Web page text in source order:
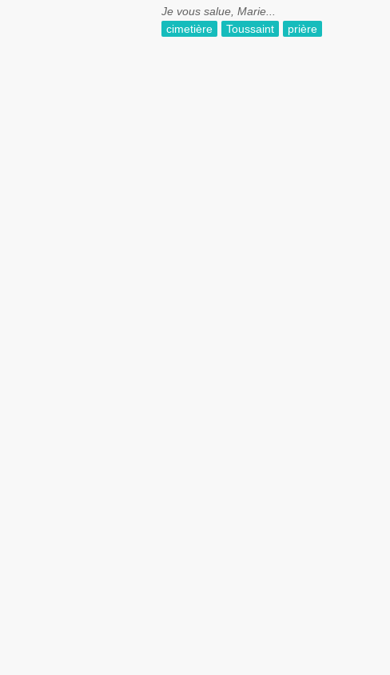
Je vous salue, Marie...
cimetière
Toussaint prière